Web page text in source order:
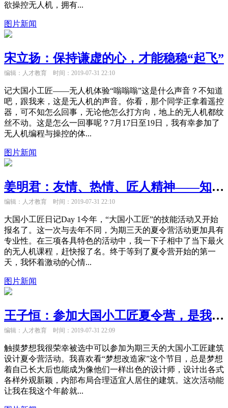
欲操控无人机，拥有...
图片新闻
宋立扬：保持谦虚的心，才能稳稳“起飞”
编辑：人才教育 时间：2019-07-31 22:10
记大国小工匠——无人机体验“嗡嗡嗡”这是什么声音？不知道
吧，跟我来，这是无人机的声音。你看，那个同学正拿着遥控
器，可不知怎么回事，无论他怎么打方向，地上的无人机都纹
丝不动。这是怎么一回事呢？7月17日至19日，我有幸参加了
无人机编程与操控的体...
图片新闻
姜明君：友情、热情、匠人精神——知识之外，我收获了更多
编辑：人才教育 时间：2019-07-31 22:10
大国小工匠日记Day 1今年，“大国小工匠”的技能活动又开始
报名了。这一次与去年不同，为期三天的夏令营活动更加具有
专业性。在三项各具特色的活动中，我一下子相中了当下最火
的无人机课程，赶快报了名。终于等到了夏令营开始的第一
天，我怀着激动的心情...
图片新闻
王子恒：参加大国小工匠夏令营，是我离梦想最近的时刻
编辑：人才教育 时间：2019-07-31 22:09
触摸梦想我很荣幸被选中可以参加为期三天的大国小工匠建筑
设计夏令营活动。我喜欢看“梦想改造家”这个节目，总是梦想
着自己长大后也能成为像他们一样出色的设计师，设计出各式
各样外观新颖，内部布局合理适宜人居住的建筑。这次活动能
让我在我这个年龄就...